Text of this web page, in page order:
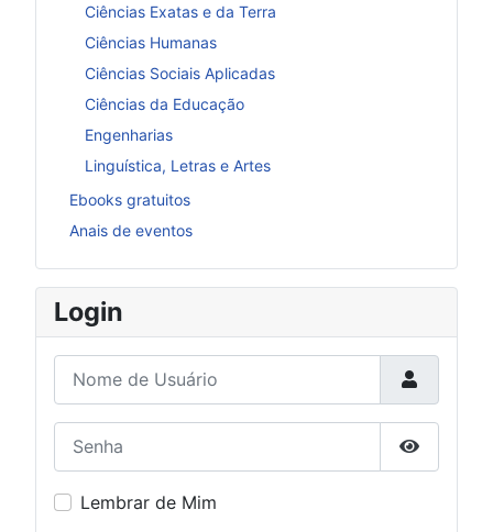
Ciências Exatas e da Terra
Ciências Humanas
Ciências Sociais Aplicadas
Ciências da Educação
Engenharias
Linguística, Letras e Artes
Ebooks gratuitos
Anais de eventos
Login
Nome de Usuário
Mostrar
Lembrar de Mim